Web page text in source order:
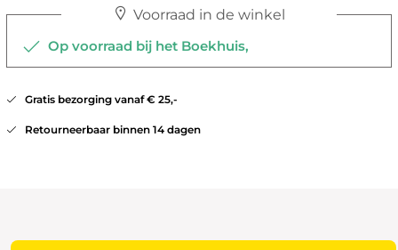
Voorraad in de winkel
Op voorraad bij het Boekhuis,
Gratis bezorging vanaf € 25,-
Retourneerbaar binnen 14 dagen